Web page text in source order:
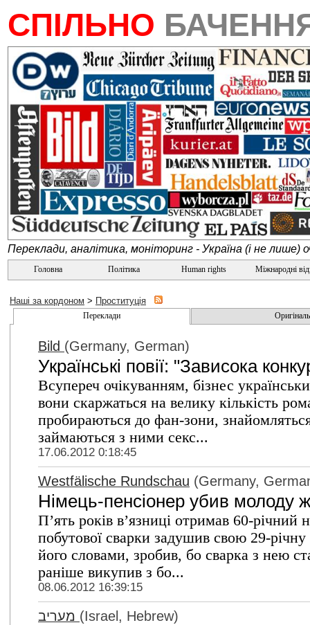
СПІЛЬНО
Переклади, аналітика, моніторинг - Україна (і не лише)
Головна Політика Human rights Міжнародні
Наші за кордоном > Проституція
Переклади
Bild (Germany, German)
Українські повії: "Зависока
Всупереч очікуванням, бізнес
вони скаржаться на велику кількість
пробираються до фан-зони,
займаються з ними секс...
17.06.2012 0:18:45
Westfälische Rundschau (Germany,
Німець-пенсіонер убив молоду
П’ять років в’язниці отримав 60-річний
побутової сварки задушив свою 29-
його словами, зробив, бо сварка з нею
раніше викупив з бо...
08.06.2012 16:39:15
(Israel, Hebrew)